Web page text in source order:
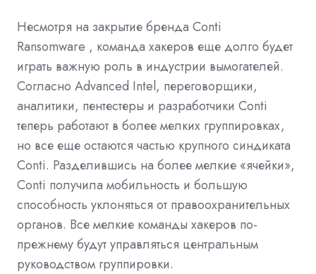
Несмотря на закрытие бренда Conti
Ransomware , команда хакеров еще долго будет
играть важную роль в индустрии вымогателей.
Согласно Advanced Intel, переговорщики,
аналитики, пентестеры и разработчики Conti
теперь работают в более мелких группировках,
но все еще остаются частью крупного синдиката
Conti. Разделившись на более мелкие «ячейки»,
Conti получила мобильность и большую
способность уклоняться от правоохранительных
органов. Все мелкие команды хакеров по-
прежнему будут управляться центральным
руководством группировки.